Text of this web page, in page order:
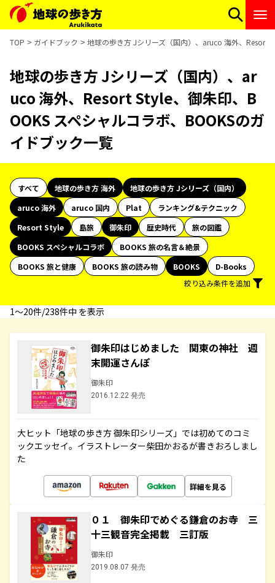
TOP ガイドブック 地球の歩き方 Jシリーズ（国内）、aruco 海外、Resort
地球の歩き方 Jシリーズ（国内）、ar
uco 海外、Resort Style、御朱印、B
OOKS スペシャルコラボ、BOOKSのガ
イドブック一覧
すべて 地球の歩き方 海外
地球の歩き方 Jシリーズ（国内）
aruco 海外
aruco 国内 Plat
ランキング&テクニック
Resort Style
島旅 御朱印 歴史時代
旅の図鑑
BOOKS スペシャルコラボ
BOOKS 旅の名言＆絶景
BOOKS 旅と健康
BOOKS 旅の読み物 BOOKS
D-Books
絞り込み条件を追加
1〜20件/238件中 を表示
御朱印はじめました 関東の神社 週
末開運さんぽ
御朱印
2016.12.22 発売
大ヒット「地球の歩き方 御朱印シリーズ」では初めてのコミ
ックエッセイ。イラストレーター柴田かおるが書きおろしまし
た
詳細を見る
０１ 御朱印でめぐる鎌倉のお寺 三
十三観音完全掲載 三訂版
御朱印
2019.08.07 発売